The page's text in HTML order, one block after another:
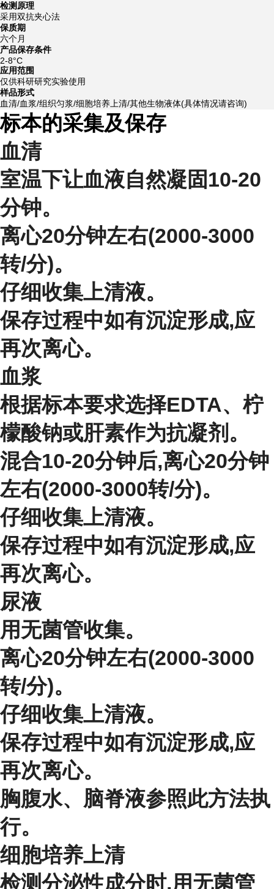
检测原理
采用双抗夹心法
保质期
六个月
产品保存条件
2-8°C
应用范围
仅供科研研究实验使用
样品形式
血清/血浆/组织匀浆/细胞培养上清/其他生物液体(具体情况请咨询)
标本的采集及保存
血清
室温下让血液自然凝固10-20
分钟。
离心20分钟左右(2000-3000
转/分)。
仔细收集上清液。
保存过程中如有沉淀形成,应
再次离心。
血浆
根据标本要求选择EDTA、柠
檬酸钠或肝素作为抗凝剂。
混合10-20分钟后,离心20分钟
左右(2000-3000转/分)。
仔细收集上清液。
保存过程中如有沉淀形成,应
再次离心。
尿液
用无菌管收集。
离心20分钟左右(2000-3000
转/分)。
仔细收集上清液。
保存过程中如有沉淀形成,应
再次离心。
胸腹水、脑脊液参照此方法执
行。
细胞培养上清
检测分泌性成分时,用无菌管